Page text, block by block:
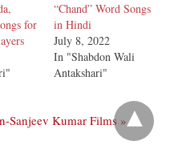
for
“Chand” Word Songs
in Hindi
July 8, 2022
In "Shabdon Wali
Antakshari"
Sanjeev Kumar Films »